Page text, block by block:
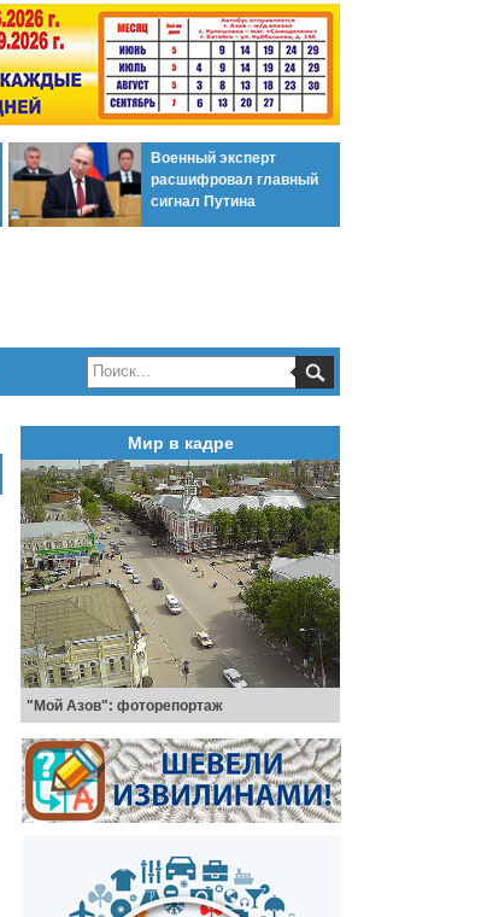
Военный эксперт
расшифровал главный
сигнал Путина
Мир в кадре
"Мой Азов": фоторепортаж